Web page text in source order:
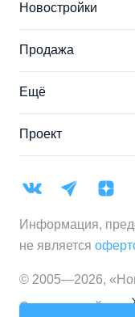
Новостройки
Продажа
Ещё
Проект
Информация,
не является
© 2005—2026,
Создание сайта